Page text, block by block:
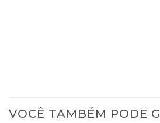
VOCÊ TAMBÉM PODE